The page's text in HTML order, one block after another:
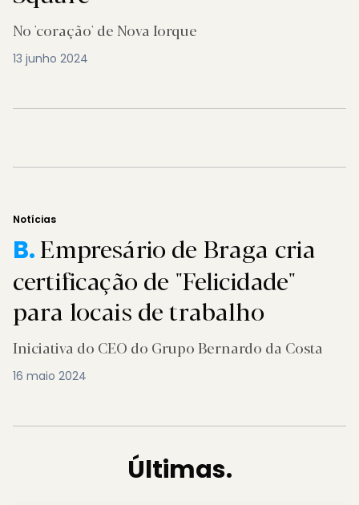
No 'coração' de Nova Iorque
13 junho 2024
Notícias
B.Empresário de Braga cria
certificação de "Felicidade"
para locais de trabalho
Iniciativa do CEO do Grupo Bernardo da Costa
16 maio 2024
Últimas.